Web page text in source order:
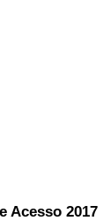
Acesso 2017